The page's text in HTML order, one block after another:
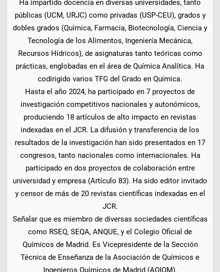
Ha impartido docencia en diversas universidades, tanto
públicas (UCM, URJC) como privadas (USP-CEU), grados y
dobles grados (Química, Farmacia, Biotecnología, Ciencia y
Tecnología de los Alimentos, Ingeniería Mecánica,
Recursos Hídricos), de asignaturas tanto teóricas como
prácticas, englobadas en el área de Química Analítica. Ha
codirigido varios TFG del Grado en Química.
Hasta el año 2024, ha participado en 7 proyectos de
investigación competitivos nacionales y autonómicos,
produciendo 18 artículos de alto impacto en revistas
indexadas en el JCR. La difusión y transferencia de los
resultados de la investigación han sido presentados en 17
congresos, tanto nacionales como internacionales. Ha
participado en dos proyectos de colaboración entre
universidad y empresa (Artículo 83). Ha sido editor invitado
y censor de más de 20 revistas científicas indexadas en el
JCR.
Señalar que es miembro de diversas sociedades científicas
como RSEQ, SEQA, ANQUE, y el Colegio Oficial de
Químicos de Madrid. Es Vicepresidente de la Sección
Técnica de Enseñanza de la Asociación de Químicos e
Ingenieros Químicos de Madrid (AQIQM).